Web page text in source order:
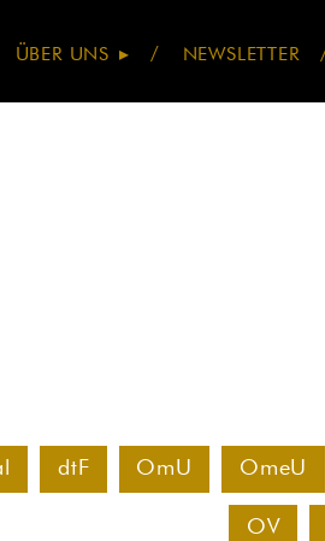
ÜBER UNS NEWSLETTER
dtF OmU OmeU
OV